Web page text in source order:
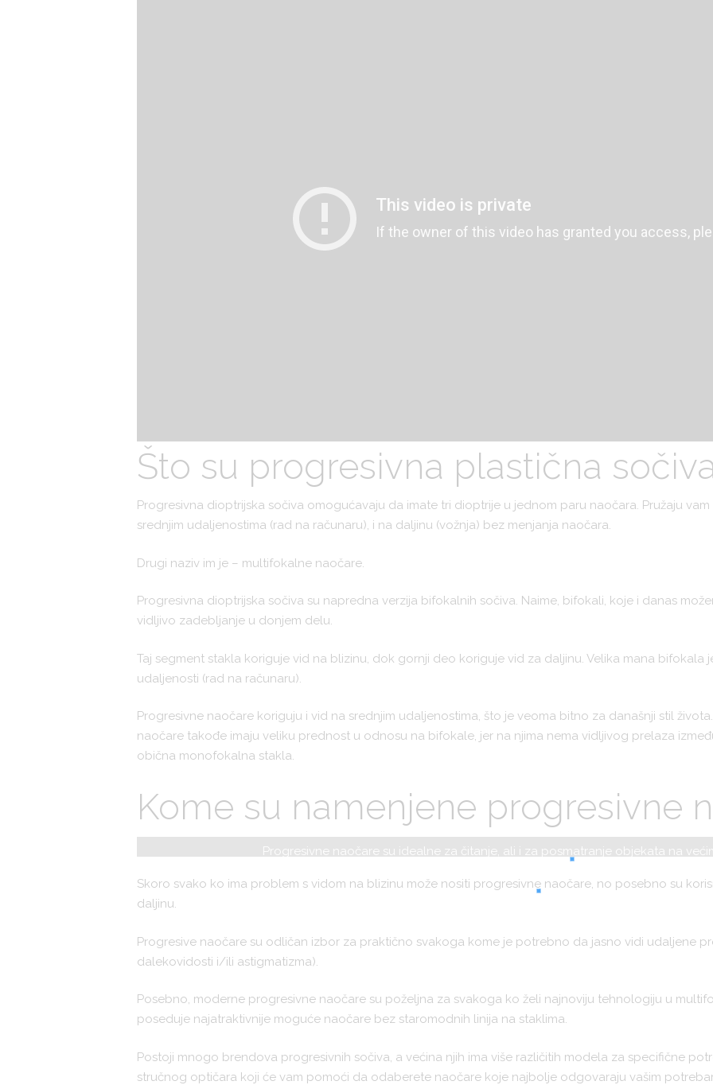
Što su progresivna plastična
Progresivna dioptrijska sočiva omogućavaju da imate tri dioptrije u jednom paru naočara. Pružaju
srednjim udaljenostima (rad na računaru), i na daljinu (vožnja) bez menjanja naočara.
Drugi naziv im je – multifokalne naočare.
Progresivna dioptrijska sočiva su napredna verzija bifokalnih sočiva. Naime, bifokali, koje i danas
vidljivo zadebljanje u donjem delu.
Taj segment stakla koriguje vid na blizinu, dok gornji deo koriguje vid za daljinu. Velika mana bifokala
udaljenosti (rad na računaru).
Progresivne naočare koriguju i vid na srednjim udaljenostima, što je veoma bitno za današnji stil
naočare takođe imaju veliku prednost u odnosu na bifokale, jer na njima nema vidljivog prelaza
obična monofokalna stakla.
Kome su namenjene progresivne
Progresivne naočare su idealne za čitanje, ali i za posmatranje objekata na
Skoro svako ko ima problem s vidom na blizinu može nositi progresivne naočare, no posebno su
daljinu.
Progresive naočare su odličan izbor za praktično svakoga kome je potrebno da jasno vidi udaljene
dalekovidosti i/ili astigmatizma).
Posebno, moderne progresivne naočare su poželjna za svakoga ko želi najnoviju tehnologiju u
poseduje najatraktivnije moguće naočare bez staromodnih linija na staklima.
Postoji mnogo brendova progresivnih sočiva, a većina njih ima više različitih modela za specifične
stručnog optičara koji će vam pomoći da odaberete naočare koje najbolje odgovaraju vašim